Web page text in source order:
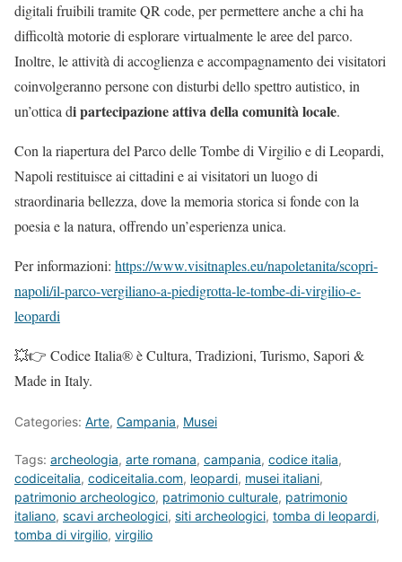
digitali fruibili tramite QR code, per permettere anche a chi ha
difficoltà motorie di esplorare virtualmente le aree del parco.
Inoltre, le attività di accoglienza e accompagnamento dei visitatori
coinvolgeranno persone con disturbi dello spettro autistico, in
un’ottica di partecipazione attiva della comunità locale.​
Con la riapertura del Parco delle Tombe di Virgilio e di Leopardi,
Napoli restituisce ai cittadini e ai visitatori un luogo di
straordinaria bellezza, dove la memoria storica si fonde con la
poesia e la natura, offrendo un’esperienza unica.
Per informazioni: https://www.visitnaples.eu/napoletanita/scopri-
napoli/il-parco-vergiliano-a-piedigrotta-le-tombe-di-virgilio-e-
leopardi
💥👉 Codice Italia® è Cultura, Tradizioni, Turismo, Sapori &
Made in Italy.
Categories: Arte, Campania, Musei
Tags: archeologia, arte romana, campania, codice italia,
codiceitalia, codiceitalia.com, leopardi, musei italiani,
patrimonio archeologico, patrimonio culturale, patrimonio
italiano, scavi archeologici, siti archeologici, tomba di leopardi,
tomba di virgilio, virgilio